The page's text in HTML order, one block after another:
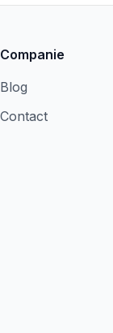
Companie
Blog
Contact